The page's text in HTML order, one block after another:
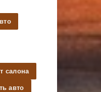
салона
авто